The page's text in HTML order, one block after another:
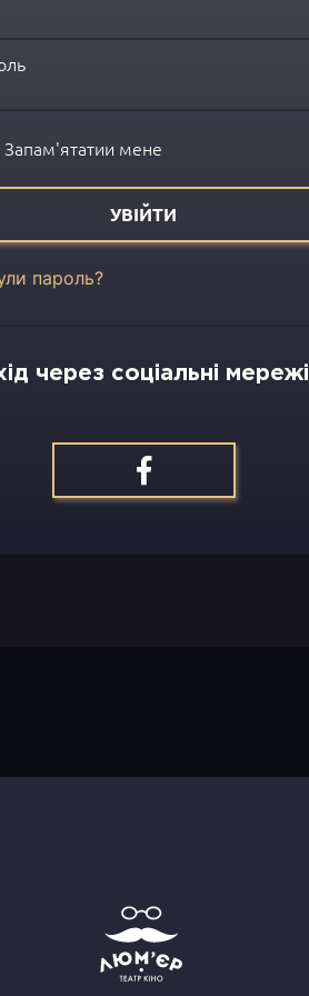
Запам'ятатии мене
УВІЙТИ
пароль?
через соціальні мережі